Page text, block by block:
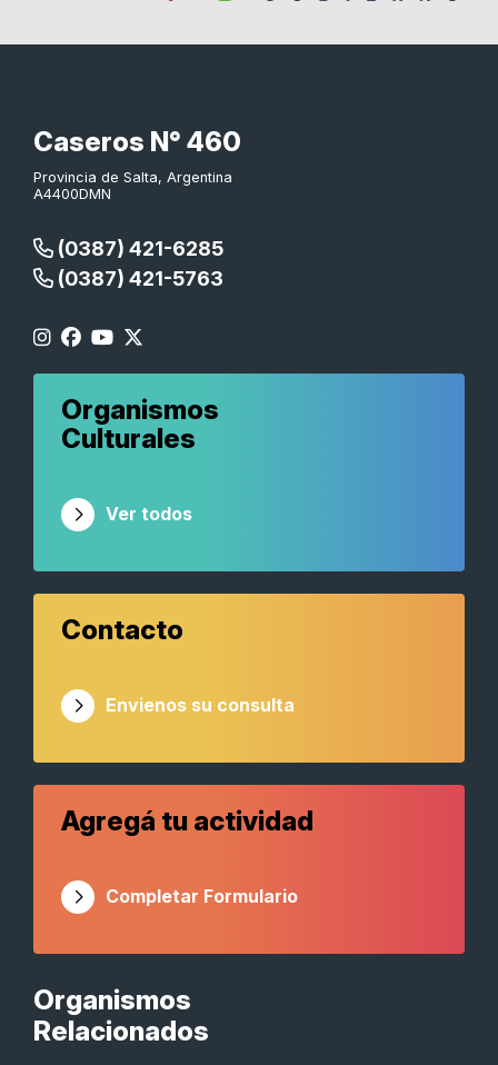
Caseros N° 460
Provincia de Salta, Argentina
A4400DMN
(0387) 421-6285
(0387) 421-5763
Organismos
Relacionados
Organismos
Culturales
Ver todos
Contacto
Envienos su consulta
Agregá tu actividad
Completar Formulario